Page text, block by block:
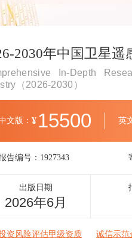
2030年中国卫星
In-Depth
（2026-2030）
文版： ¥ 15500 英
告编号： 1927343
出版日期
2026年6月
资风险评估甲级资质 诚信示范